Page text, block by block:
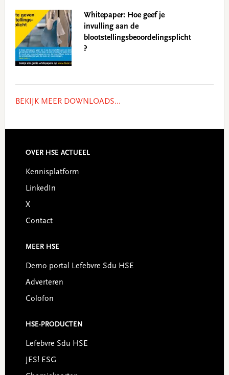
Whitepaper: Hoe geef je
invulling aan de
blootstellingsbeoordelingsplicht
?
BEKIJK MEER DOWNLOADS...
Footer
OVER HSE ACTUEEL
Kennisplatform
LinkedIn
X
Contact
MEER HSE
Demo portal Lefebvre Sdu HSE
Adverteren
Colofon
HSE-PRODUCTEN
Lefebvre Sdu HSE
JES! ESG